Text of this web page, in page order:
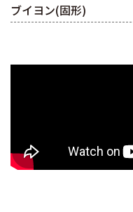
ブイヨン(固形)